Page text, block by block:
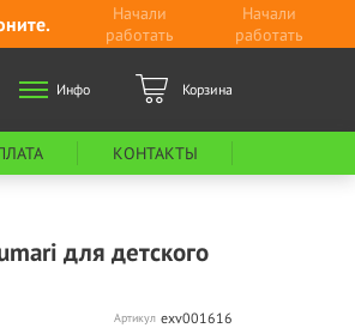
Начали
работать
Начали
работать
Инфо Корзина
КОНТАКТЫ
для детского
Артикул exv001616